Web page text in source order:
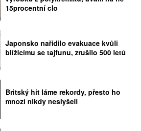
15procentní clo
Japonsko nařídilo evakuace kvůli
blížícímu se tajfunu, zrušilo 500 letů
Britský hit láme rekordy, přesto ho
mnozí nikdy neslyšeli